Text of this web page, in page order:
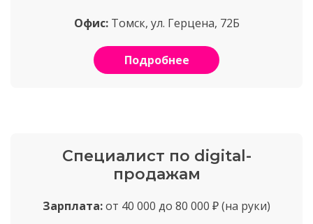
Офис:Томск, ул. Герцена, 72Б
Подробнее
Специалист по digital-
продажам
Зарплата:от 40 000 до 80 000 ₽ (на руки)